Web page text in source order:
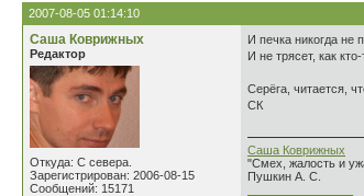
2007-08-05 01:14:10
Саша Коврижных
Редактор
Откуда: С севера.
Зарегистрирован: 2006-08-15
Сообщений: 15171
И печка никогда не
И не трясет, как
Серёга, читается,
СК
Саша Коврижных
"Смех, жалость и
Пушкин А. С.